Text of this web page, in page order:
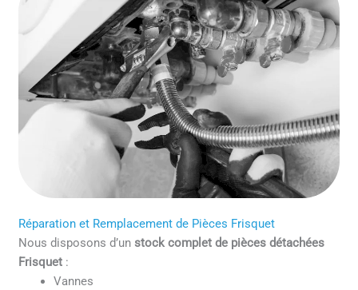
Réparation et Remplacement de Pièces Frisquet
Nous disposons d’unstock complet de pièces détachées
Frisquet :
Vannes